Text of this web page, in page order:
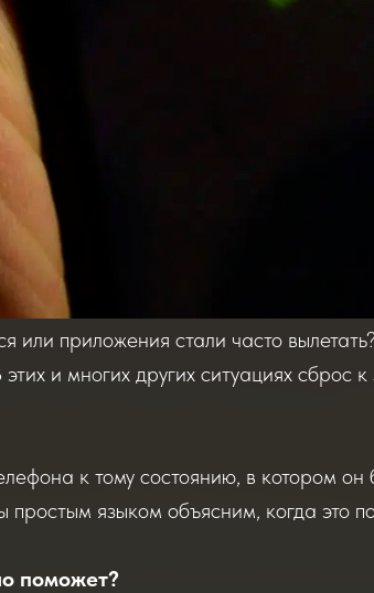
приложения стали часто
и многих других ситуациях
к тому состоянию, в котором
языком объясним, когда это
поможет?